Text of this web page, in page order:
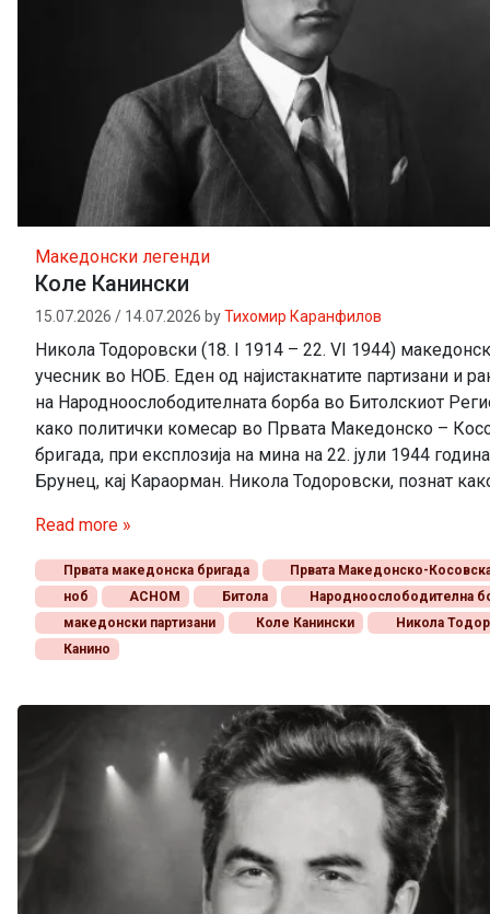
Македонски легенди
Коле Канински
15.07.2026 / 14.07.2026 byТихомир Каранфилов
Никола Тодоровски (18. I 1914 – 22. VI 1944)
учесник во НОБ. Еден од најистакнатите партизани и
на Народноослободителната борба во Битолскиот
како политички комесар во Првата Македонско –
бригада, при експлозија на мина на 22. јули 1944
Брунец, кај Караорман. Никола Тодоровски, познат
Read more »
Првата македонска бригада
Првата Македонско-
ноб
АСНОМ Битола
Народноослободителна
македонски партизани
Коле Канински
Никола
Канино